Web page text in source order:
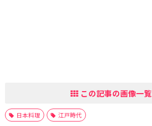
この記事の画像一覧
日本料理 江戸時代